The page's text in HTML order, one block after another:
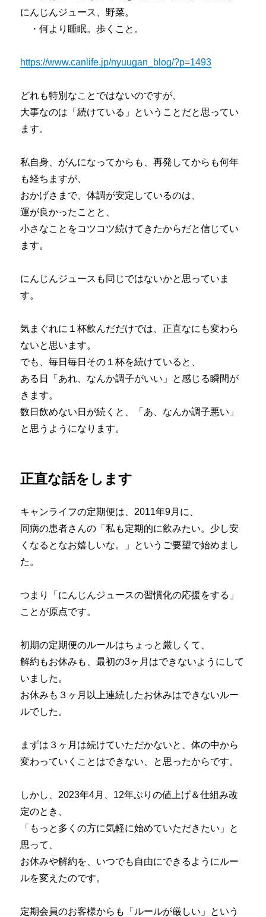
にんじんジュース、野菜。
・何より睡眠。歩くこと。
https://www.canlife.jp/nyuugan_blog/?p=1493
どれも特別なことではないのですが、
大事なのは「続けている」ということだと思ってい
ます。
私自身、がんになってからも、再発してからも何年
も経ちますが、
おかげさまで、体調が安定しているのは、
運が良かったことと、
小さなことをコツコツ続けてきたからだと信じてい
ます。
にんじんジュースも同じではないかと思っていま
す。
気まぐれに１杯飲んだだけでは、正直なにも変わら
ないと思います。
でも、毎日毎日その１杯を続けていると、
ある日「あれ、なんか調子がいい」と感じる瞬間が
きます。
数日飲めない日が続くと、「あ、なんか調子悪い」
と思うようになります。
正直な話をします
キャンライフの定期便は、2011年9月に、
同病の患者さんの「私も定期的に飲みたい。少し安
くなるとなお嬉しいな。」というご要望で始めまし
た。
つまり「にんじんジュースの習慣化の応援をする」
ことが原点です。
初期の定期便のルールはちょっと厳しくて、
解約もお休みも、最初の3ヶ月はできないようにして
いました。
お休みも３ヶ月以上連続したお休みはできないルー
ルでした。
まずは３ヶ月は続けていただかないと、体の中から
変わっていくことはできない、と思ったからです。
しかし、2023年4月、12年ぶりの値上げ＆仕組み改
定のとき、
「もっと多くの方に気軽に始めていただきたい」と
思って、
お休みや解約を、いつでも自由にできるようにルー
ルを変えたのです。
定期会員のお客様からも「ルールが厳しい」という